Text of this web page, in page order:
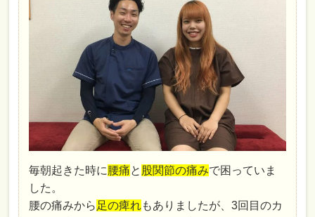
毎朝起きた時に腰痛と 股関節の痛みで困っていま
した。
腰の痛みから足の痺れもありましたが、3回目のカ